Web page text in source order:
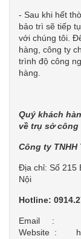
- Sau khi hết
bảo trì sẽ tiếp
với chúng tôi.
hàng, công ty
trình độ công
hàng.
Quý khách
về trụ sở công
Công ty
Địa chỉ: Số 215
Nội
Hotline:
Email :
Website :